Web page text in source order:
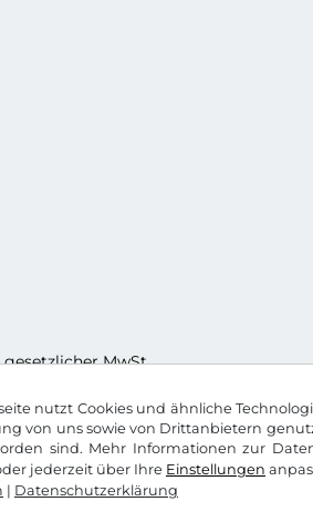
nutzt Cookies und ähnliche
von uns sowie von Drittanbietern
sind. Mehr Informationen zur
jederzeit über Ihre Einstellungen
| Datenschutzerklärung
gesetzlicher MwSt.